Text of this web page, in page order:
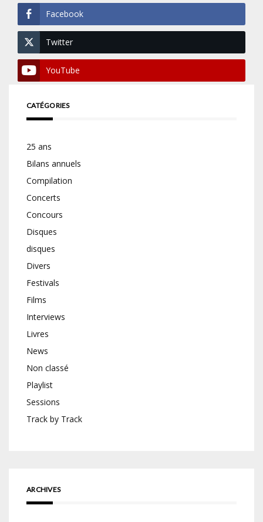
Facebook
Twitter
YouTube
CATÉGORIES
25 ans
Bilans annuels
Compilation
Concerts
Concours
Disques
disques
Divers
Festivals
Films
Interviews
Livres
News
Non classé
Playlist
Sessions
Track by Track
ARCHIVES